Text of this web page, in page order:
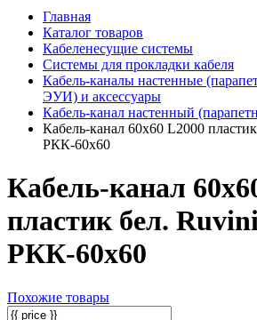
Главная
Каталог товаров
Кабеленесущие системы
Системы для прокладки кабеля
Кабель-каналы настенные
ЭУИ) и аксессуары
Кабель-канал настенный
Кабель-канал 60х60 L2000
РКК-60х60
Кабель-канал
пластик бел.
РКК-60х60
Похожие товары